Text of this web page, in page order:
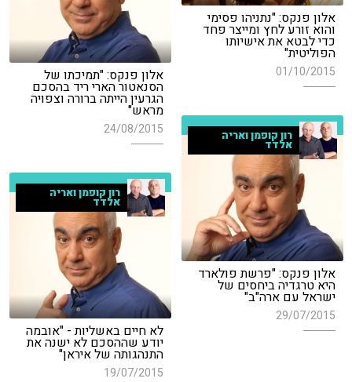
אלון פנקס: "נתניהו פסימי
והוא זורע לחץ ומייצר פחד
כדי לבטא את אישיותו
הפוליטית"
01/10/2015 אלון פנקס: "תמיכתו של
הסנאטור הארי ריד בהסכם
הגרעין הייתה ברורה וצפויה
מראש"
24/08/2015 רון קופמן ואריה
אלדד
אלון פנקס: "פרשת פולארד
היא טרגדיה ביחסים של
ישראל עם ארה"ב"
29/07/2015
רון קופמן ואריה
אלדד
לא חיים באשליות - "אובמה
יודע שההסכם לא ישנה את
התנהגותה של איראן"
19/07/2015